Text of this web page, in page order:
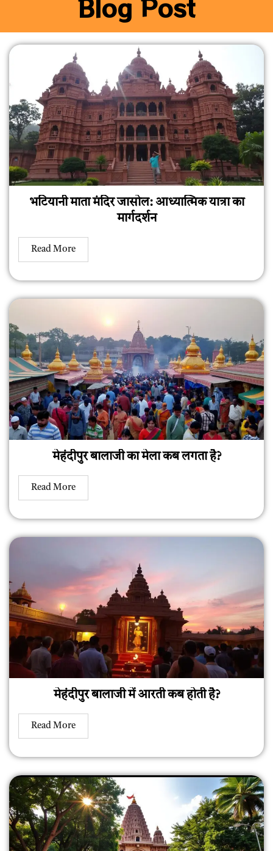
Blog Post
भटियानी माता मंदिर जासोल: आध्यात्मिक यात्रा का
मार्गदर्शन
Read More
मेहंदीपुर बालाजी का मेला कब लगता है?
Read More
मेहंदीपुर बालाजी में आरती कब होती है?
Read More